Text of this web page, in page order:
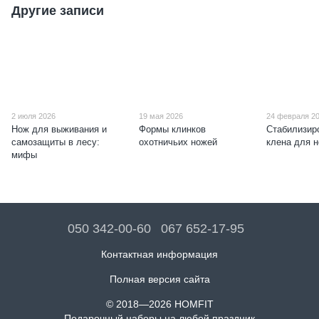
Другие записи
2 июля 2026
Нож для выживания и
самозащиты в лесу:
мифы
19 мая 2026
Формы клинков
охотничьих ножей
24 февраля
клена для
050 342-00-60 067 652-17-95
Контактная информация
Полная версия сайта
© 2018—2026 HOMFIT